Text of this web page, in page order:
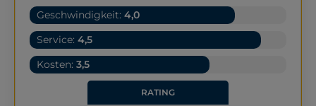
Geschwindigkeit: 4,0
Service: 4,5
Kosten: 3,5
RATING